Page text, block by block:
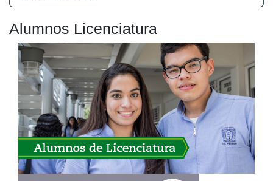
Alumnos Licenciatura